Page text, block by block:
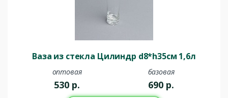
Ваза из стекла Цилиндр d8*h35см 1,6л
оптовая
530 р.
базовая
690 р.